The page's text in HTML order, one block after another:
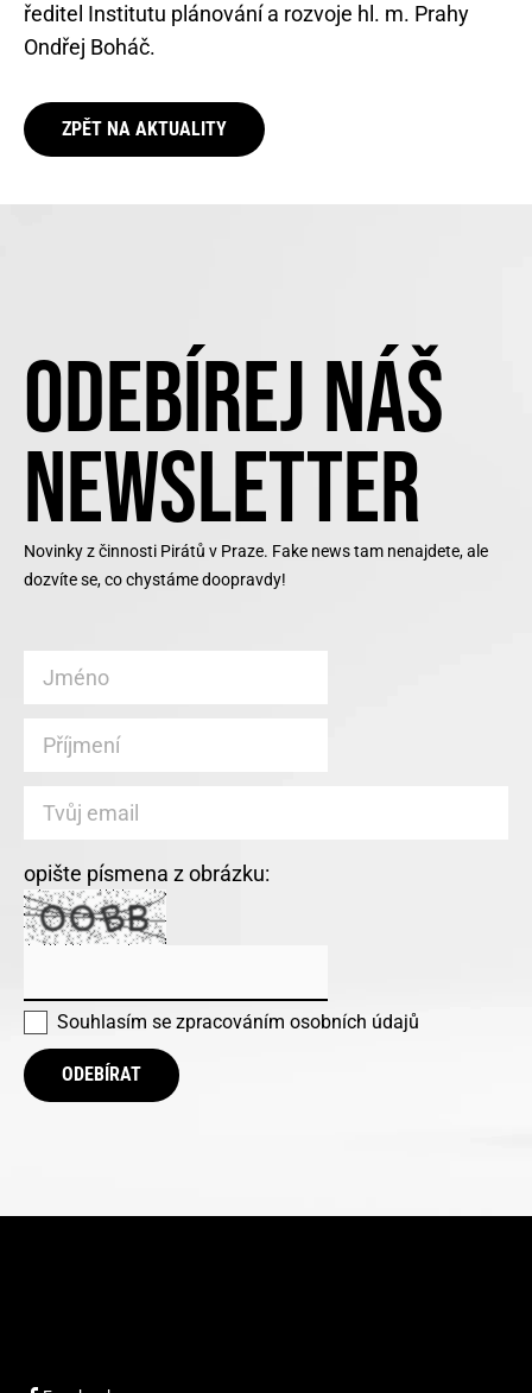
ředitel Institutu plánování a rozvoje hl. m. Prahy
Ondřej Boháč.
ZPĚT NA AKTUALITY
ODEBÍREJ NÁŠ
NEWSLETTER
Novinky z činnosti Pirátů v Praze. Fake news tam nenajdete, ale
dozvíte se, co chystáme doopravdy!
opište písmena z obrázku:
Souhlasím se zpracováním osobních údajů
ODEBÍRAT